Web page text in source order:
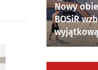
Nowy
BOSiR